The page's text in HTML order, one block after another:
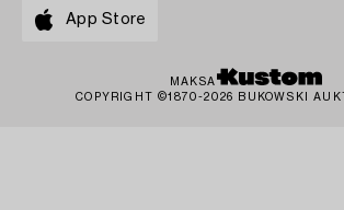
App Store
MAKSA
COPYRIGHT ©1870-2026 BUKOWSKI